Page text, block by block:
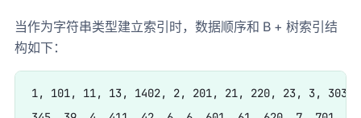
当作为字符串类型建立索引时，数据顺序和 B + 树索引结
构如下：
1, 101, 11, 13, 1402, 2, 201, 21, 220, 23, 3, 303,